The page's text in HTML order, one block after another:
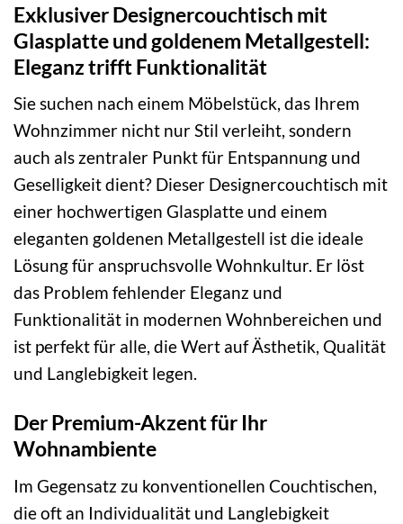
Exklusiver Designercouchtisch mit
Glasplatte und goldenem Metallgestell:
Eleganz trifft Funktionalität
Sie suchen nach einem Möbelstück, das Ihrem
Wohnzimmer nicht nur Stil verleiht, sondern
auch als zentraler Punkt für Entspannung und
Geselligkeit dient? Dieser Designercouchtisch mit
einer hochwertigen Glasplatte und einem
eleganten goldenen Metallgestell ist die ideale
Lösung für anspruchsvolle Wohnkultur. Er löst
das Problem fehlender Eleganz und
Funktionalität in modernen Wohnbereichen und
ist perfekt für alle, die Wert auf Ästhetik, Qualität
und Langlebigkeit legen.
Der Premium-Akzent für Ihr
Wohnambiente
Im Gegensatz zu konventionellen Couchtischen,
die oft an Individualität und Langlebigkeit